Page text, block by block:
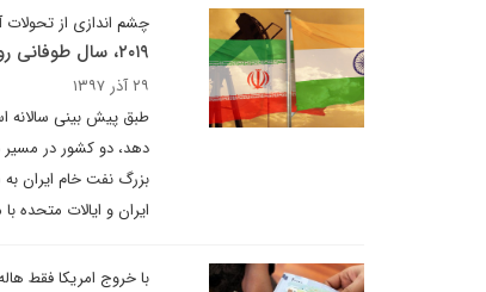
چشم اندازی از تحولات
۲۰۱۹، سال طوفانی روابط ایران و هند
۲۹ آذر ۱۳۹۷
دهد، دو کشور در مسیر
بزرگ نفت خام ایران به
ایران و ایالات متحده
با خروج امریکا فقط